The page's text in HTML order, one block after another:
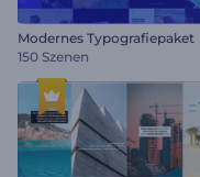
Modernes Typografiepaket
150 Szenen